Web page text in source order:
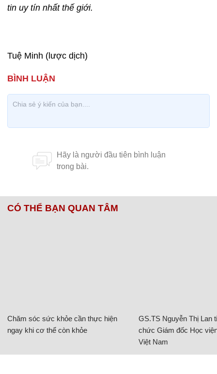
tin uy tín nhất thế giới.
Tuệ Minh (lược dịch)
CÓ THỂ BẠN QUAN TÂM
Chăm sóc sức khỏe cần thực hiện
ngay khi cơ thể còn khỏe
GS.TS Nguyễn Thị Lan
chức Giám đốc Học
Việt Nam